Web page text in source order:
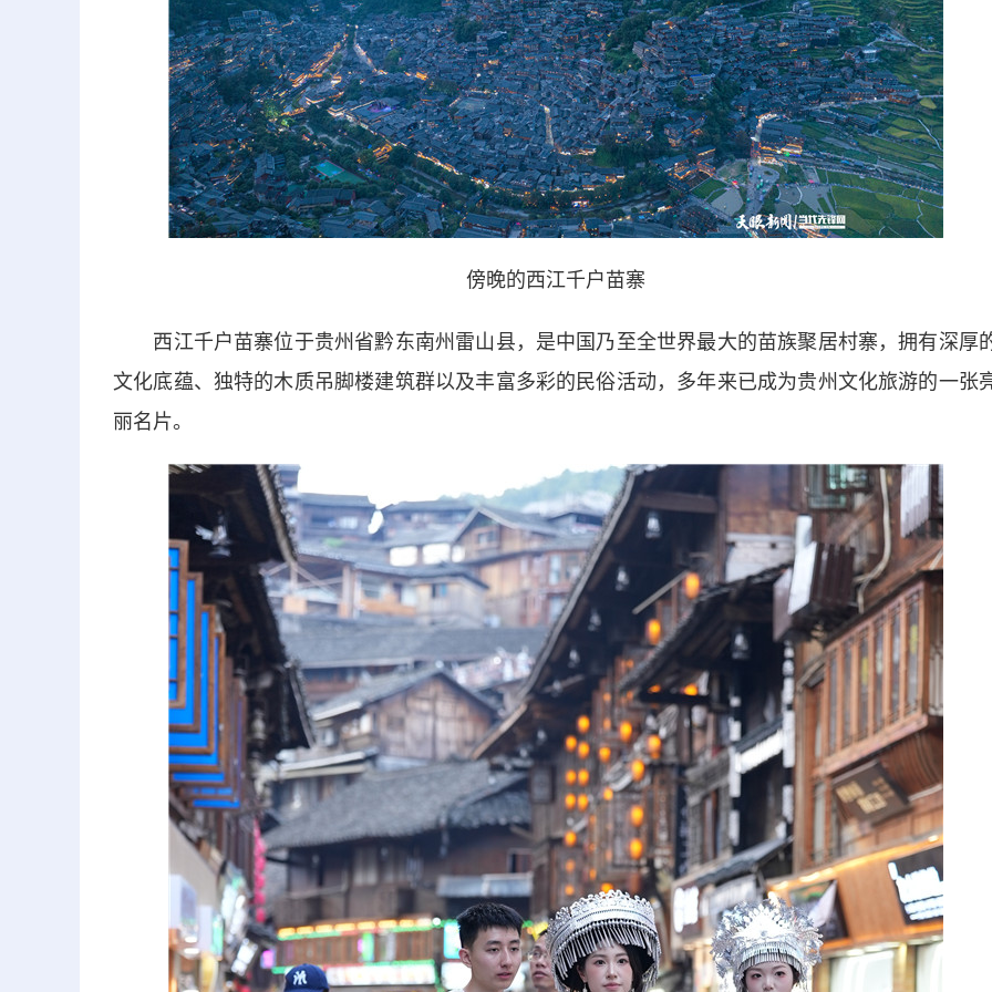
傍晚的西江千户苗寨
西江千户苗寨位于贵州省黔东南州雷山县，是中国乃至全世界最大的苗族聚居村寨，拥有深厚
文化底蕴、独特的木质吊脚楼建筑群以及丰富多彩的民俗活动，多年来已成为贵州文化旅游的一张
丽名片。